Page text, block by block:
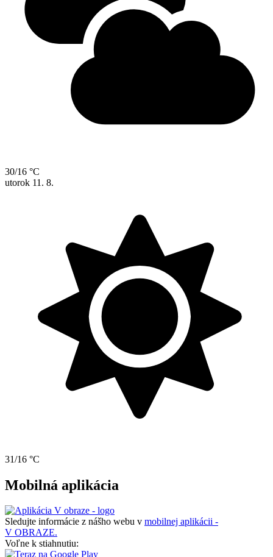
30/16 °C
utorok 11. 8.
31/16 °C
Mobilná aplikácia
Sledujte informácie z nášho webu v mobilnej aplikácii -
V OBRAZE.
Voľne k stiahnutiu: